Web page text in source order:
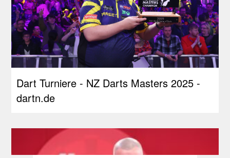
Dart Turniere - NZ Darts Masters 2025 -
dartn.de